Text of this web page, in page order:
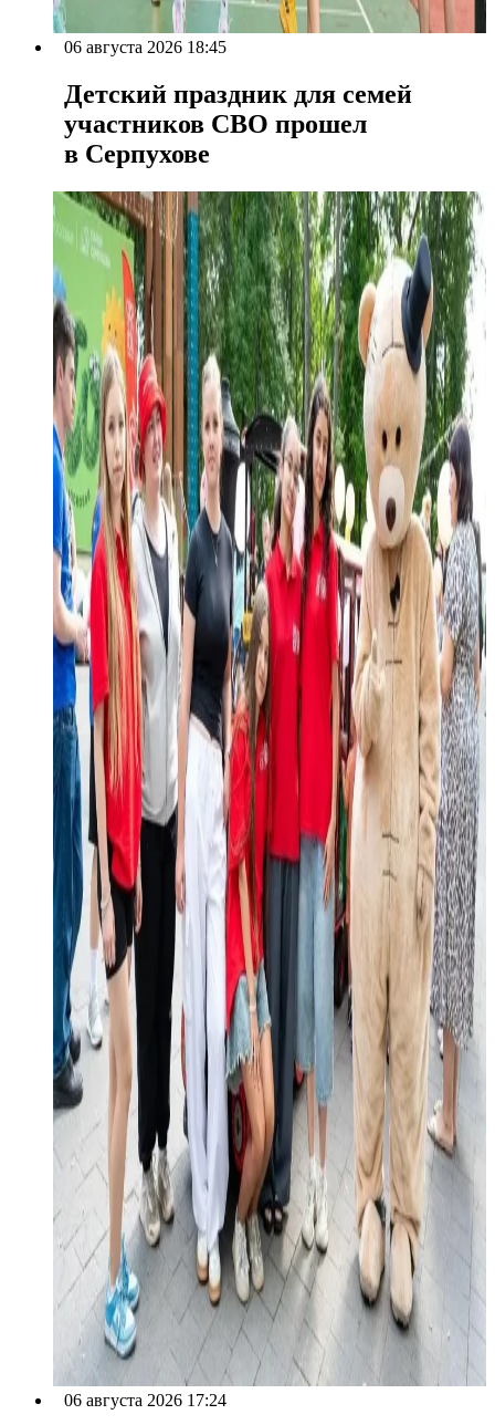
06 августа 2026 18:45
Детский праздник для семей
участников СВО прошел
в Серпухове
06 августа 2026 17:24